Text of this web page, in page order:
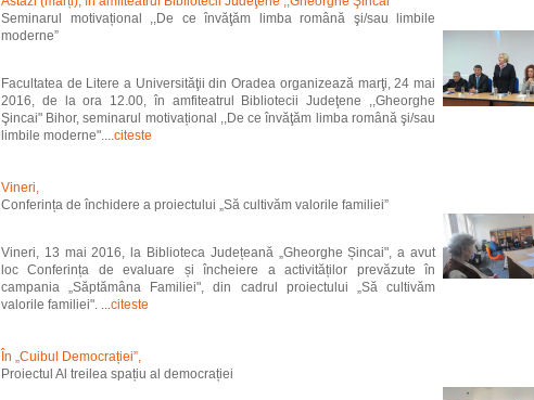
Seminarul motivațional ,,De ce învăţăm limba română şi/sau limbile
moderne”
Facultatea de Litere a Universităţii din Oradea organizează marţi, 24 mai
2016, de la ora 12.00, în amfiteatrul Bibliotecii Judeţene ,,Gheorghe
Şincai" Bihor, seminarul motivațional ,,De ce învăţăm limba română şi/sau
limbile moderne"....citeste
Vineri,
Conferința de închidere a proiectului „Să cultivăm valorile familiei”
Vineri, 13 mai 2016, la Biblioteca Județeană „Gheorghe Șincai", a avut
loc Conferința de evaluare și încheiere a activităților prevăzute în
campania „Săptămâna Familiei", din cadrul proiectului „Să cultivăm
valorile familiei". ...citeste
În „Cuibul Democrației”,
Proiectul Al treilea spațiu al democrației